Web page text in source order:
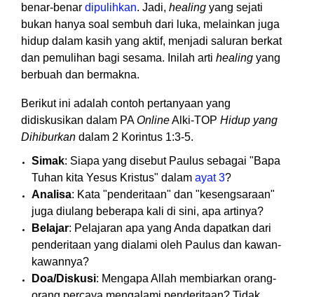
benar-benar dipulihkan. Jadi, healing yang sejati
bukan hanya soal sembuh dari luka, melainkan juga
hidup dalam kasih yang aktif, menjadi saluran berkat
dan pemulihan bagi sesama. Inilah arti healing yang
berbuah dan bermakna.
Berikut ini adalah contoh pertanyaan yang
didiskusikan dalam PAOnlineAlki-TOP Hidup yang
Dihiburkan dalam 2 Korintus 1:3-5.
Simak: Siapa yang disebut Paulus sebagai "Bapa
Tuhan kita Yesus Kristus" dalam ayat 3?
Analisa: Kata "penderitaan" dan "kesengsaraan"
juga diulang beberapa kali di sini, apa artinya?
Belajar: Pelajaran apa yang Anda dapatkan dari
penderitaan yang dialami oleh Paulus dan kawan-
kawannya?
Doa/Diskusi: Mengapa Allah membiarkan orang-